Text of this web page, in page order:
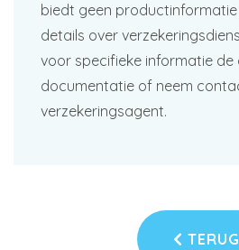
biedt geen
details over
voor specifieke informatie de
documentatie of neem
verzekeringsagent.
TERUG